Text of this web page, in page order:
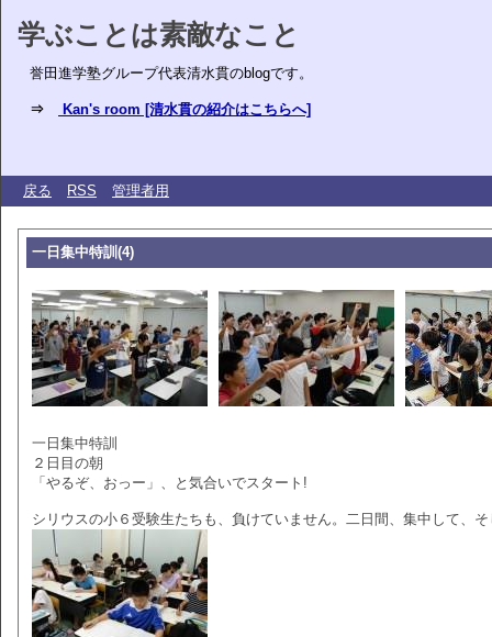
学ぶことは素敵なこと
誉田進学塾グループ代表清水貫のblogです。
⇒ Kan's room [清水貫の紹介はこちらへ]
戻る RSS 管理者用
一日集中特訓(4)
一日集中特訓
２日目の朝
「やるぞ、おっー」、と気合いでスタート!
シリウスの小６受験生たちも、負けていません。二日間、集中して、